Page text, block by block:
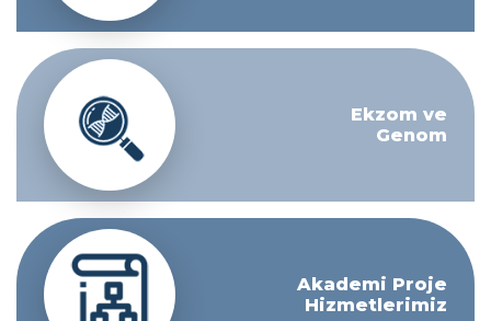
Ekzom ve
Genom
Akademi Proje
Hizmetlerimiz